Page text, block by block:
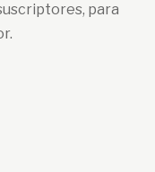
para